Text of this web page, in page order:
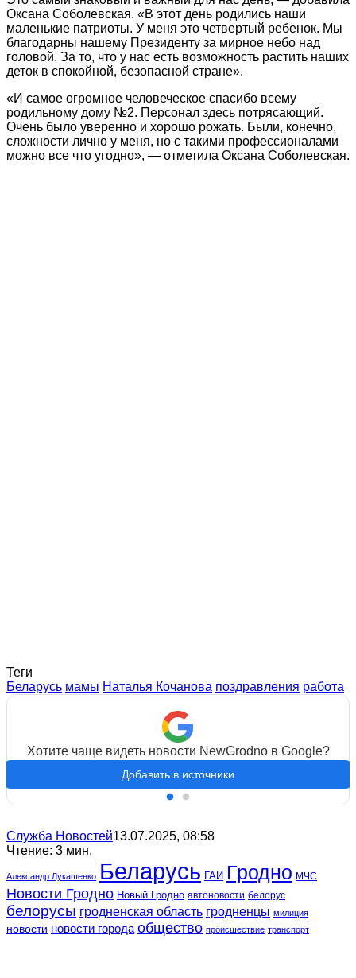
Оксана Соболевская. «В этот день родились наши
маленькие патриоты. У меня это четвертый ребенок. Мы
благодарны нашему Президенту за мирное небо над
головой. За то, что у нас есть возможность растить наших
деток в спокойной, безопасной стране».
«И самое огромное человеческое спасибо всему
родильному дому №2. Персонал здесь потрясающий.
Очень было уверенно и хорошо рожать. Были, конечно,
сложности лично у меня, но с такими профессионалами
можно все что угодно», — отметила Оксана Соболевская.
Теги
Беларусь мамы Наталья Кочанова поздравления работа
Хотите чаще видеть новости NewGrodno в Google?
Добавить в источники
Служба Новостей13.07.2025, 08:58
Чтение: 3 мин.
Александр Лукашенко Беларусь ГАИ Гродно МЧС
Новости Гродно Новый Гродно автоновости белорус
белорусы гродненская область гродненцы милиция
новости новости города общество происшествие транспорт